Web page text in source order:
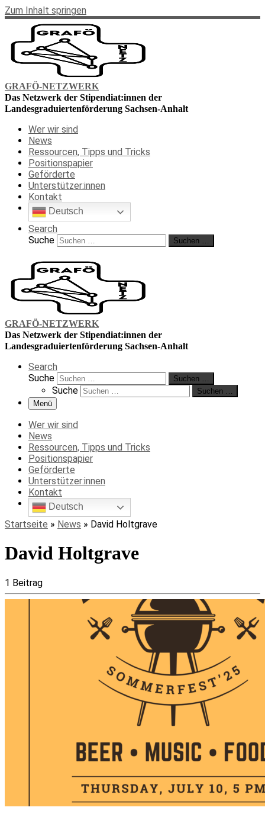
Zum Inhalt springen
GRAFÖ-NETZWERK
Das Netzwerk der Stipendiat:innen der
Landesgraduiertenförderung Sachsen-Anhalt
Wer wir sind
News
Ressourcen, Tipps und Tricks
Positionspapier
Geförderte
Unterstützer:innen
Kontakt
Deutsch
Search
Suche
Suchen …
GRAFÖ-NETZWERK
Das Netzwerk der Stipendiat:innen der
Landesgraduiertenförderung Sachsen-Anhalt
Search
Suche
Suchen …
Suche
Suchen …
Menü
Wer wir sind
News
Ressourcen, Tipps und Tricks
Positionspapier
Geförderte
Unterstützer:innen
Kontakt
Deutsch
Startseite » News » David Holtgrave
David Holtgrave
1 Beitrag